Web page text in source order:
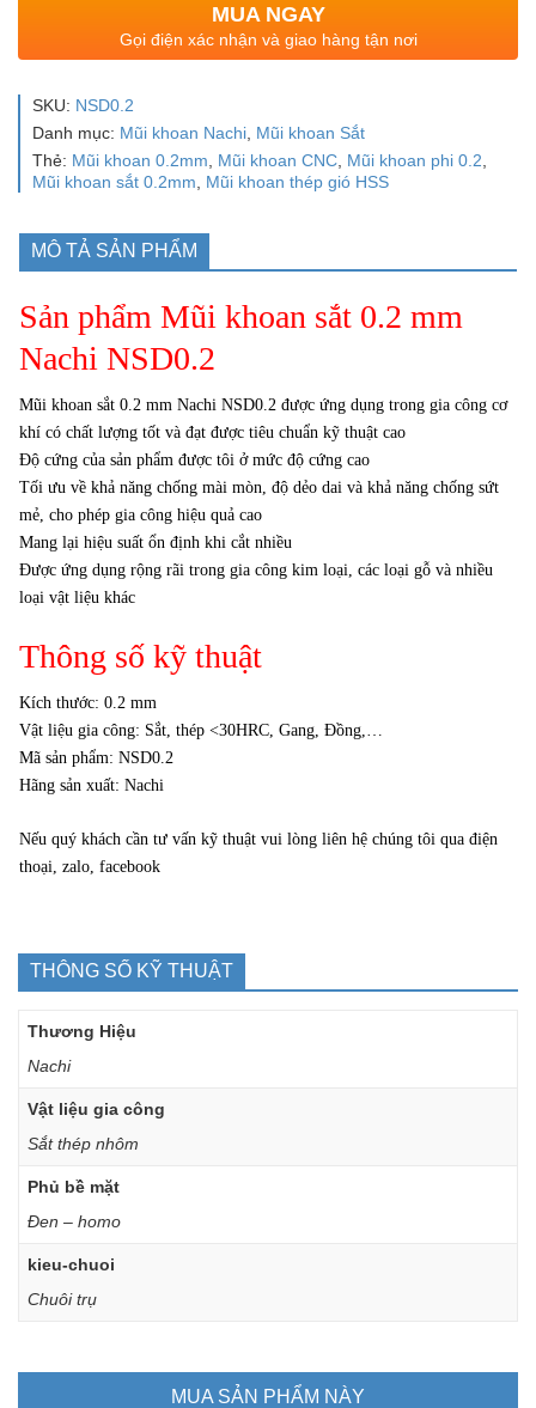
MUA NGAY
Gọi điện xác nhận và giao hàng tận nơi
SKU: NSD0.2
Danh mục: Mũi khoan Nachi Mũi khoan Sắt
Thẻ: Mũi khoan 0.2mm Mũi khoan CNC Mũi khoan phi 0.2
Mũi khoan sắt 0.2mm
Mũi khoan thép gió HSS
MÔ TẢ SẢN PHẨM
Sản phẩm Mũi khoan sắt 0.2 mm
Nachi NSD0.2
Mũi khoan sắt 0.2 mm Nachi NSD0.2 được ứng dụng trong gia công cơ
khí có chất lượng tốt và đạt được tiêu chuẩn kỹ thuật cao
Độ cứng của sản phẩm được tôi ở mức độ cứng cao
Tối ưu về khả năng chống mài mòn, độ dẻo dai và khả năng chống sứt
mẻ, cho phép gia công hiệu quả cao
Mang lại hiệu suất ổn định khi cắt nhiều
Được ứng dụng rộng rãi trong gia công kim loại, các loại gỗ và nhiều
loại vật liệu khác
Thông số kỹ thuật
Kích thước: 0.2 mm
Vật liệu gia công: Sắt, thép <30HRC, Gang, Đồng,…
Mã sản phẩm: NSD0.2
Hãng sản xuất: Nachi
Nếu quý khách cần tư vấn kỹ thuật vui lòng liên hệ chúng tôi qua điện
thoại, zalo, facebook
THÔNG SỐ KỸ THUẬT
Thương Hiệu
Nachi
Vật liệu gia công
Sắt thép nhôm
Phủ bề mặt
Đen – homo
kieu-chuoi
Chuôi trụ
MUA SẢN PHẨM NÀY